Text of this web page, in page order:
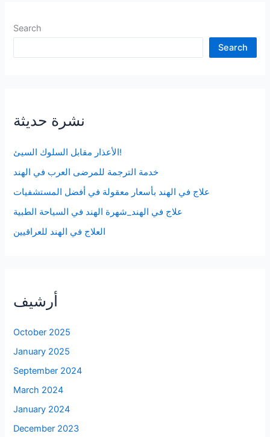
Search
Search
نشرة حديثة
الأعذار مقابل السلوك السيئ!
خدمة الترجمة للمرضى العرب في الهند
علاج في الهند بأسعار معقولة في أفضل المستشفيات
علاج في الهند_شهرة الهند في السياحة الطبية
العلاج في الهند للعراقيين
أرشيف
October 2025
January 2025
September 2024
March 2024
January 2024
December 2023